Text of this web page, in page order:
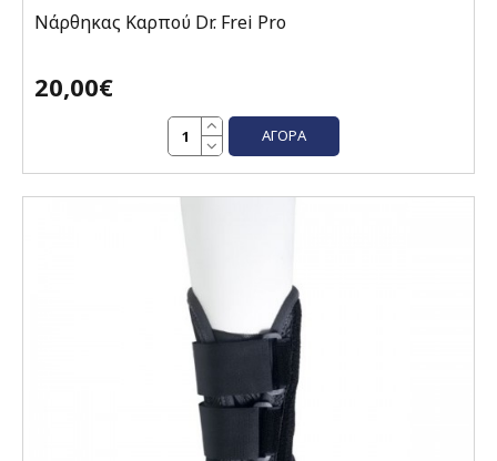
Νάρθηκας Καρπού Dr. Frei Pro
20,00€
ΑΓΟΡΆ